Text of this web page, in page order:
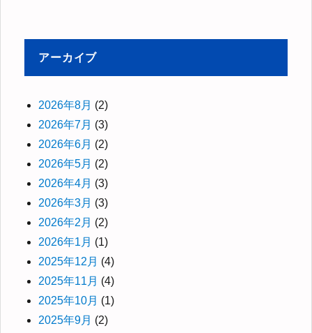
アーカイブ
2026年8月 (2)
2026年7月 (3)
2026年6月 (2)
2026年5月 (2)
2026年4月 (3)
2026年3月 (3)
2026年2月 (2)
2026年1月 (1)
2025年12月 (4)
2025年11月 (4)
2025年10月 (1)
2025年9月 (2)